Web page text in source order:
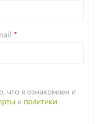
что я ознакомлен и
и политики